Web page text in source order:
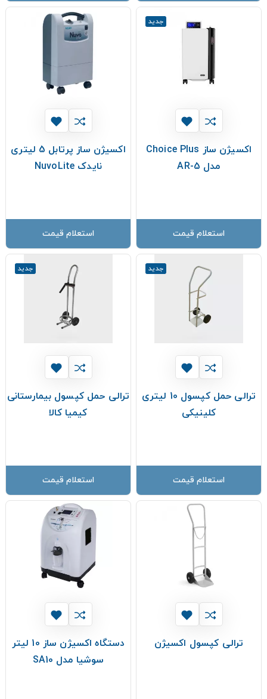
جدید
اکسیژن ساز Choice Plus
مدل AR-5
استعلام قیمت
اکسیژن ساز پرتابل 5 لیتری
نایدک NuvoLite
استعلام قیمت
جدید
ترالی حمل کپسول 10 لیتری
کلینیکی
استعلام قیمت
جدید
ترالی حمل کپسول بیمارستانی
کیمیا کالا
استعلام قیمت
ترالی کپسول اکسیژن
دستگاه اکسیژن ساز 10 لیتر
سوشیا مدل SA10